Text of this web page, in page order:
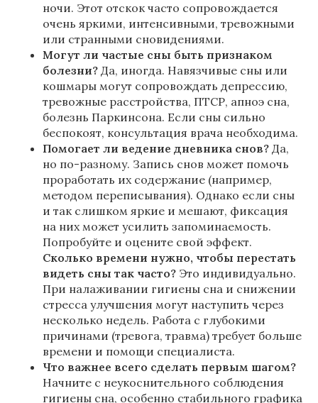
ночи. Этот отскок часто сопровождается
очень яркими, интенсивными, тревожными
или странными сновидениями.
Могут ли частые сны быть признаком
болезни? Да, иногда. Навязчивые сны или
кошмары могут сопровождать депрессию,
тревожные расстройства, ПТСР, апноэ сна,
болезнь Паркинсона. Если сны сильно
беспокоят, консультация врача необходима.
Помогает ли ведение дневника снов? Да,
но по-разному. Запись снов может помочь
проработать их содержание (например,
методом переписывания). Однако если сны
и так слишком яркие и мешают, фиксация
на них может усилить запоминаемость.
Попробуйте и оцените свой эффект.
Сколько времени нужно, чтобы перестать
видеть сны так часто? Это индивидуально.
При налаживании гигиены сна и снижении
стресса улучшения могут наступить через
несколько недель. Работа с глубокими
причинами (тревога, травма) требует больше
времени и помощи специалиста.
Что важнее всего сделать первым шагом?
Начните с неукоснительного соблюдения
гигиены сна, особенно стабильного графика